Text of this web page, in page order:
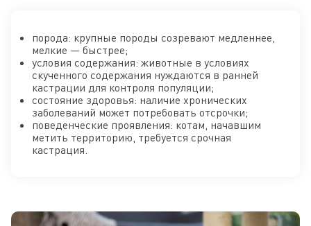
порода: крупные породы созревают медленнее,
мелкие — быстрее;
условия содержания: животные в условиях
скученного содержания нуждаются в ранней
кастрации для контроля популяции;
состояние здоровья: наличие хронических
заболеваний может потребовать отсрочки;
поведенческие проявления: котам, начавшим
метить территорию, требуется срочная
кастрация.